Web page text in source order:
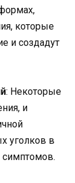
которые
и создадут
: Некоторые
и
уголков в
симптомов.